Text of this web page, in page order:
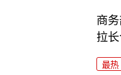
商
拉
最热